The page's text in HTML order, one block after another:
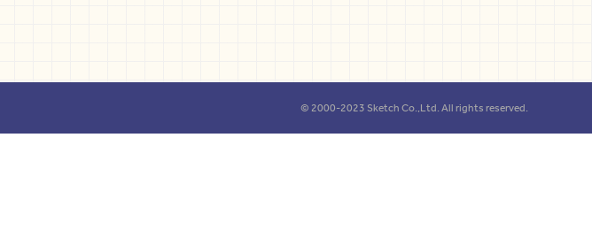
© 2000-2023 Sketch Co.,Ltd. All rights reserved.